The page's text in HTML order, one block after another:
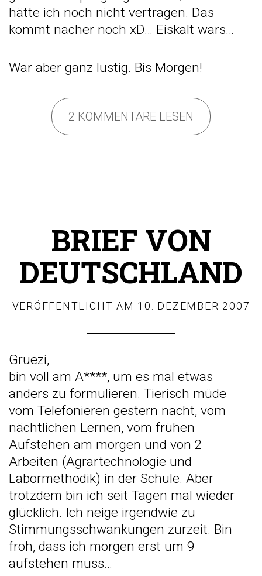
hätte ich noch nicht vertragen. Das
kommt nacher noch xD… Eiskalt wars…
War aber ganz lustig. Bis Morgen!
2 KOMMENTARE LESEN
BRIEF VON
DEUTSCHLAND
VERÖFFENTLICHT AM 10. DEZEMBER 2007
Gruezi,
bin voll am A****, um es mal etwas
anders zu formulieren. Tierisch müde
vom Telefonieren gestern nacht, vom
nächtlichen Lernen, vom frühen
Aufstehen am morgen und von 2
Arbeiten (Agrartechnologie und
Labormethodik) in der Schule. Aber
trotzdem bin ich seit Tagen mal wieder
glücklich. Ich neige irgendwie zu
Stimmungsschwankungen zurzeit. Bin
froh, dass ich morgen erst um 9
aufstehen muss…